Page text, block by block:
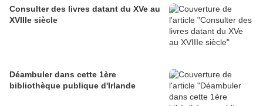
Consulter des livres datant du XVe au
XVIIIe siècle
Déambuler dans cette 1ère
bibliothèque publique d'Irlande